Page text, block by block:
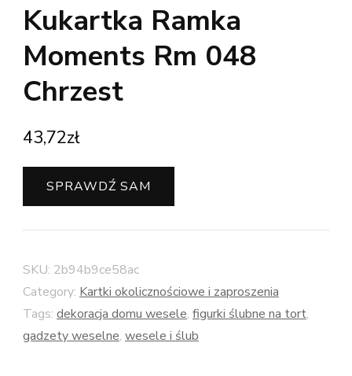
Kukartka Ramka
Moments Rm 048
Chrzest
43,72zł
SPRAWDŹ SAM
SKU: 2b94b9ce58ac
Category: Kartki okolicznościowe i zaproszenia
Tags: dekoracja domu wesele, figurki ślubne na tort,
gadzety weselne, wesele i ślub